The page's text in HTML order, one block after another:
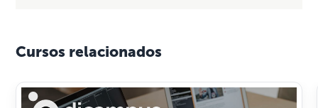
Cursos relacionados